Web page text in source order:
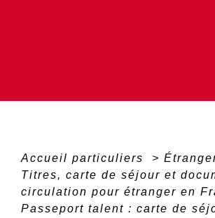
Accueil particuliers >
Titres, carte de séjour et
circulation pour étranger en
Passeport talent : carte de